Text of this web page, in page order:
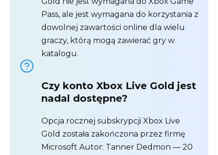
Pass, ale jest wymagana do korzystania z
dowolnej zawartości online dla wielu
graczy, którą mogą zawierać gry w
katalogu.
Czy konto Xbox Live Gold jest
nadal dostępne?
Opcja rocznej subskrypcji Xbox Live
Gold została zakończona przez firmę
Microsoft Autor: Tanner Dedmon — 20